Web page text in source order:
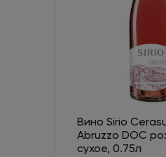
Вино Sirio
Abruzzo DOC
сухое, 0.75л